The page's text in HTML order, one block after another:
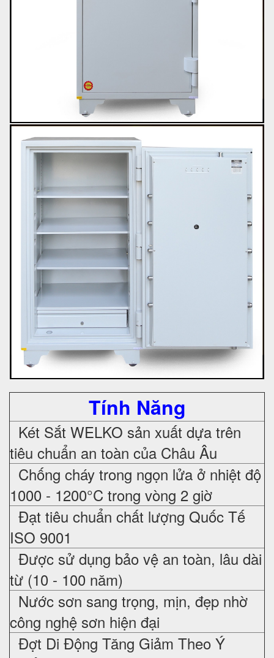
Tính Năng
Két Sắt WELKO sản xuất dựa trên
tiêu chuẩn an toàn của Châu Âu
Chống cháy trong ngọn lửa ở nhiệt độ
1000 - 1200°C trong vòng 2 giờ
Đạt tiêu chuẩn chất lượng Quốc Tế
ISO 9001
Được sử dụng bảo vệ an toàn, lâu dài
từ (10 - 100 năm)
Nước sơn sang trọng, mịn, đẹp nhờ
công nghệ sơn hiện đại
Đợt Di Động Tăng Giảm Theo Ý